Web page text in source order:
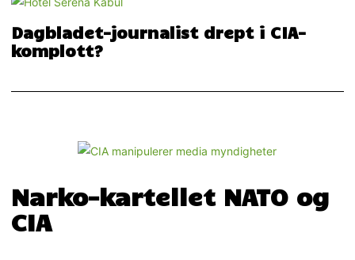
Dagbladet-journalist drept i CIA-
komplott?
Narko-kartellet NATO og
CIA